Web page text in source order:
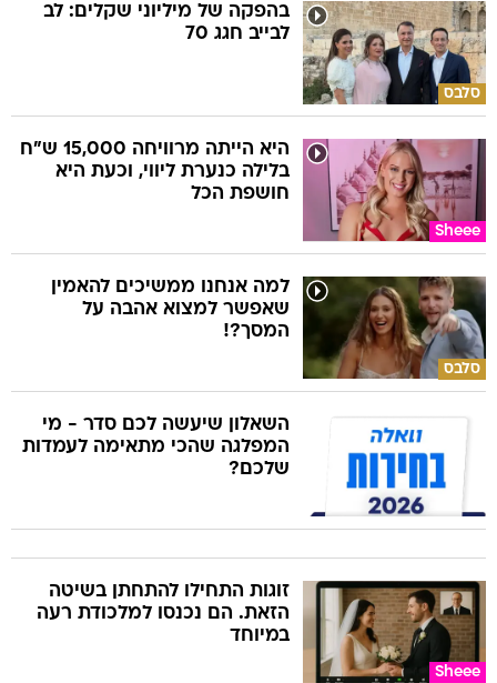
סלבס
בהפקה של מיליוני שקלים: לב
לבייב חגג 70
Sheee
היא הייתה מרוויחה 15,000 ש"ח
בלילה כנערת ליווי, וכעת היא
חושפת הכל
סלבס
למה אנחנו ממשיכים להאמין
שאפשר למצוא אהבה על
המסך?!
השאלון שיעשה לכם סדר - מי
המפלגה שהכי מתאימה לעמדות
שלכם?
Sheee
זוגות התחילו להתחתן בשיטה
הזאת. הם נכנסו למלכודת רעה
במיוחד